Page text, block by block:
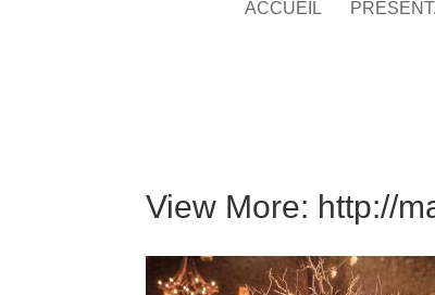
ACCUEIL
View More: http://